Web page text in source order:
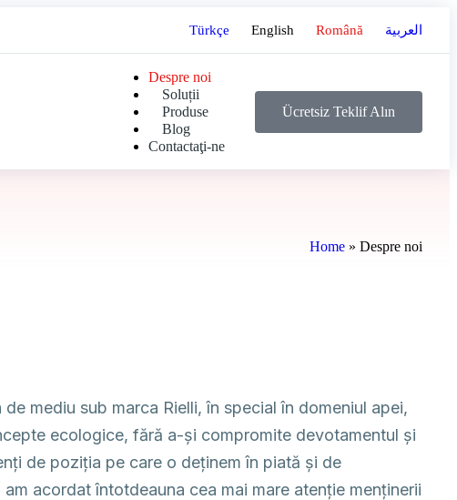
Türkçe English Română العربية
Despre noi
Soluții
Produse
Blog
Contactaţi-ne
Ücretsiz Teklif Alın
Home » Despre noi
mediu sub marca Rielli, în special în domeniul apei,
ecologice, fără a-și compromite devotamentul și
de poziția pe care o deținem în piată și de
acordat întotdeauna cea mai mare atenție menținerii